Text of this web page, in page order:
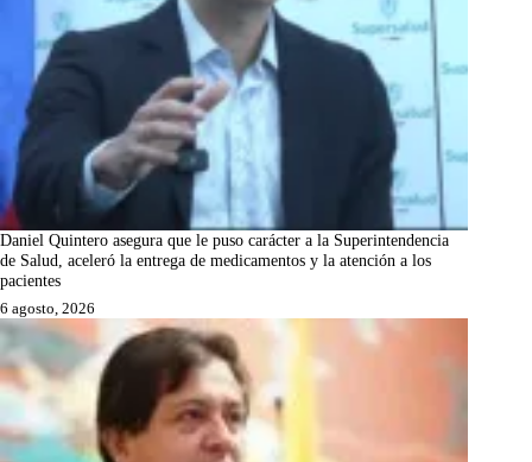
Daniel Quintero asegura que le puso carácter a la Superintendencia
de Salud, aceleró la entrega de medicamentos y la atención a los
pacientes
6 agosto, 2026